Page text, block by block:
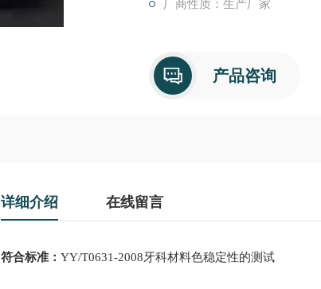
厂商性质：生产厂家
产品咨询
详细介绍 在线留言
符合标准： YY/T0631-2008牙科材料色稳定性的测试